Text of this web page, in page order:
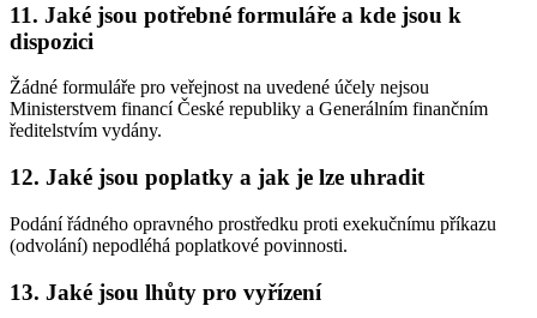
11. Jaké jsou potřebné formuláře a kde jsou k
dispozici
Žádné formuláře pro veřejnost na uvedené účely nejsou
Ministerstvem financí České republiky a Generálním finančním
ředitelstvím vydány.
12. Jaké jsou poplatky a jak je lze uhradit
Podání řádného opravného prostředku proti exekučnímu příkazu
(odvolání) nepodléhá poplatkové povinnosti.
13. Jaké jsou lhůty pro vyřízení